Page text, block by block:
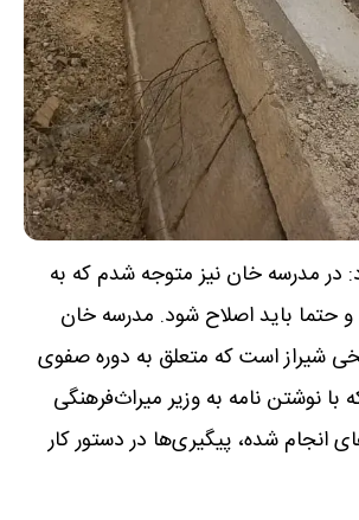
در مدرسه خان نیز متوجه شدم که به
و حتما باید اصلاح شود. مدرسه خان
شیراز است که متعلق به دوره صفوی
نوشتن نامه به وزیر میراث‌فرهنگی
شده، پیگیری‌ها در دستور کار